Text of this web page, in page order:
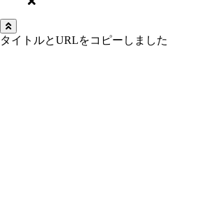
タイトルとURLをコピーしました